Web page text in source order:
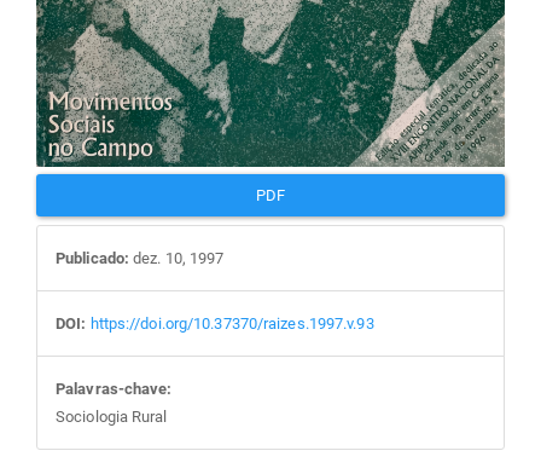
PDF
Publicado: dez. 10, 1997
DOI: https://doi.org/10.37370/raizes.1997.v.93
Palavras-chave:
Sociologia Rural